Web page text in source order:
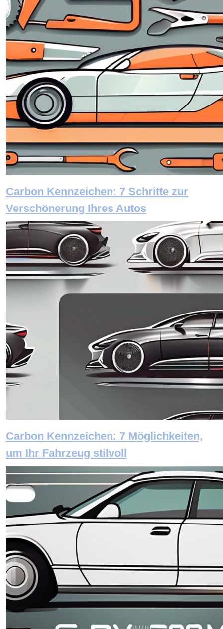
Carbon Kennzeichen: 7 Schritte zur
Verschönerung Ihres Autos
Carbon Kennzeichen: 7 Möglichkeiten,
um Ihr Fahrzeug stilvoll